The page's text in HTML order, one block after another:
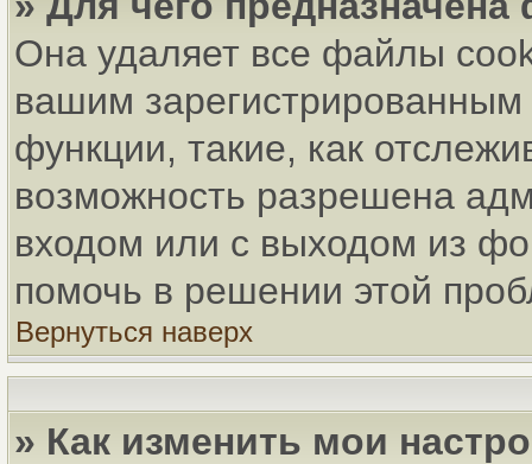
Она удаляет все файлы
вашим
функции, такие, как
возможность разрешена
входом или с выходом из
помочь в решении этой
Вернуться наверх
» Как изменить мои